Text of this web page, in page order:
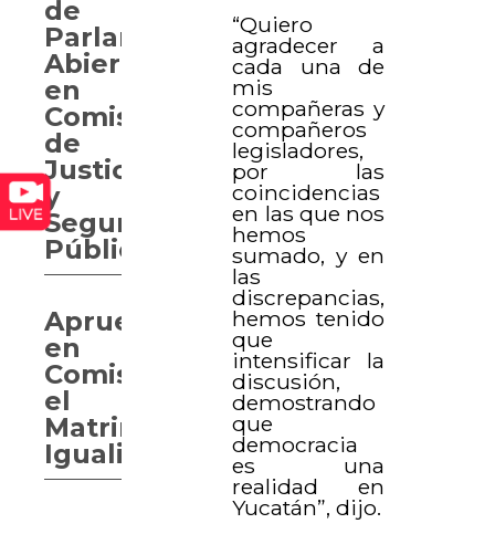
“Quiero
agradecer a
cada una de
mis
compañeras y
compañeros
legisladores,
por las
coincidencias
en las que nos
hemos
sumado, y en
las
discrepancias,
hemos tenido
que
intensificar la
discusión,
demostrando
que
democracia
es una
realidad en
Yucatán”, dijo.
de
Parlamento
Abierto
en
Comisión
de
Justicia
y
Seguridad
Pública.
Aprueban
en
Comisión
el
Matrimonio
Igualitario